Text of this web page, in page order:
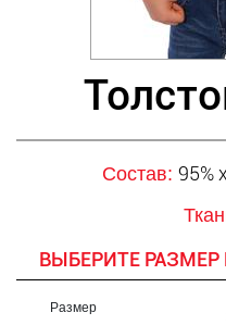
Состав: 95%
ВЫБЕРИТЕ РАЗМЕР
Размер